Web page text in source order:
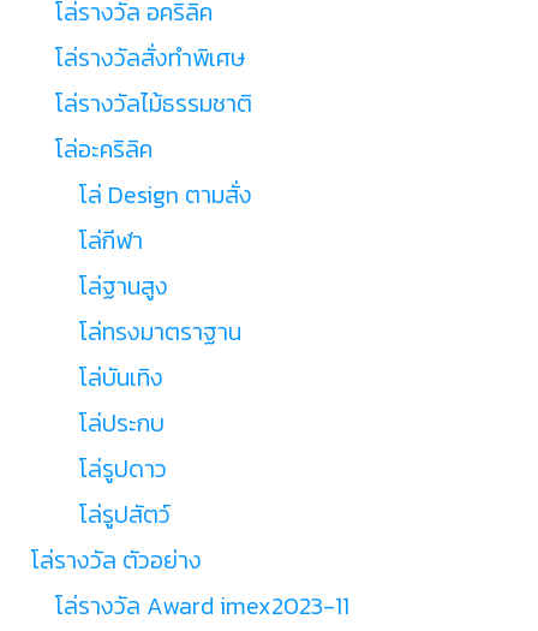
โล่รางวัล อคริลิค
โล่รางวัลสั่งทำพิเศษ
โล่รางวัลไม้ธรรมชาติ
โล่อะคริลิค
โล่ Design ตามสั่ง
โล่กีฬา
โล่ฐานสูง
โล่ทรงมาตราฐาน
โล่บันเทิง
โล่ประกบ
โล่รูปดาว
โล่รูปสัตว์
โล่รางวัล ตัวอย่าง
โล่รางวัล Award imex2023-11